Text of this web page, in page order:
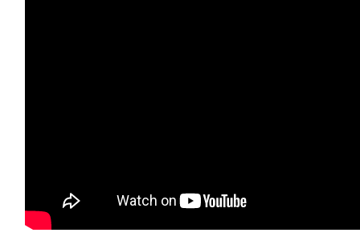
SPECIALE